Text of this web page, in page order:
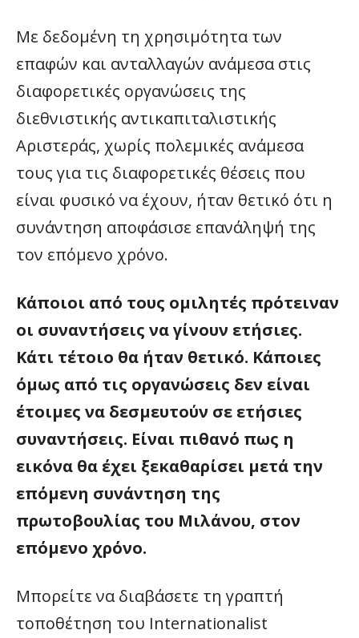
Με δεδομένη τη χρησιμότητα των
επαφών και ανταλλαγών ανάμεσα στις
διαφορετικές οργανώσεις της
διεθνιστικής αντικαπιταλιστικής
Αριστεράς, χωρίς πολεμικές ανάμεσα
τους για τις διαφορετικές θέσεις που
είναι φυσικό να έχουν, ήταν θετικό ότι η
συνάντηση αποφάσισε επανάληψή της
τον επόμενο χρόνο.
Κάποιοι από τους ομιλητές πρότειναν
οι συναντήσεις να γίνουν ετήσιες.
Κάτι τέτοιο θα ήταν θετικό. Κάποιες
όμως από τις οργανώσεις δεν είναι
έτοιμες να δεσμευτούν σε ετήσιες
συναντήσεις. Είναι πιθανό πως η
εικόνα θα έχει ξεκαθαρίσει μετά την
επόμενη συνάντηση της
πρωτοβουλίας του Μιλάνου, στον
επόμενο χρόνο.
Μπορείτε να διαβάσετε τη γραπτή
τοποθέτηση του Internationalist